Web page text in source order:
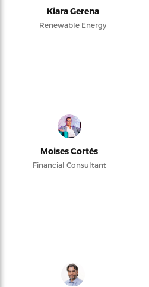
Kiara Gerena
Renewable Energy
Moises Cortés
Financial Consultant